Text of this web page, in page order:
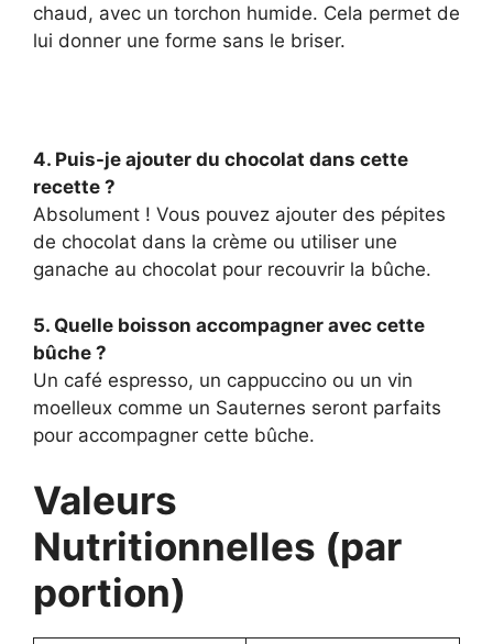
chaud, avec un torchon humide. Cela permet de
lui donner une forme sans le briser.
4. Puis-je ajouter du chocolat dans cette
recette ?
Absolument ! Vous pouvez ajouter des pépites
de chocolat dans la crème ou utiliser une
ganache au chocolat pour recouvrir la bûche.
5. Quelle boisson accompagner avec cette
bûche ?
Un café espresso, un cappuccino ou un vin
moelleux comme un Sauternes seront parfaits
pour accompagner cette bûche.
Valeurs
Nutritionnelles (par
portion)